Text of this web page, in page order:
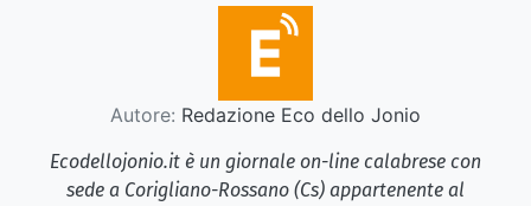
Autore: Redazione Eco dello Jonio
Ecodellojonio.it è un giornale on-line calabrese con
sede a Corigliano-Rossano (Cs) appartenente al